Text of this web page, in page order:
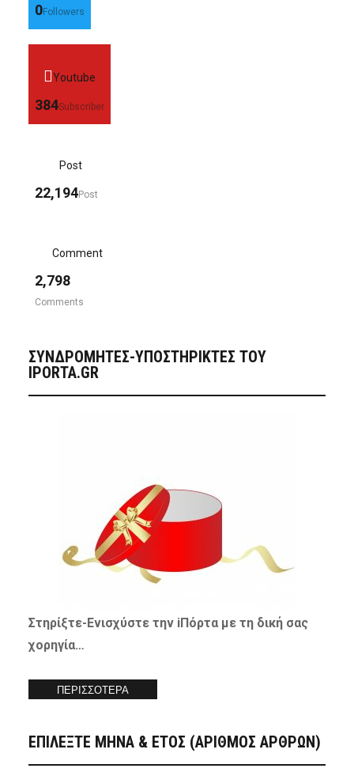
0Followers
Youtube
384Subscriber
Post
22,194Post
Comment
2,798
Comments
ΣΥΝΔΡΟΜΗΤΈΣ-ΥΠΟΣΤΗΡΙΚΤΈΣ ΤΟΥ
IPORTA.GR
Στηρίξτε-Ενισχύστετην iΠόρτα με τη δική σας
χορηγία…
ΠΕΡΙΣΣΟΤΕΡΑ
ΕΠΙΛΕΞΤΕ ΜΗΝΑ & ΕΤΟΣ (ΑΡΙΘΜΟΣ ΑΡΘΡΩΝ)